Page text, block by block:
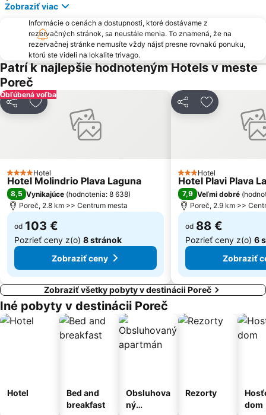
Ambrela
Poreč 24 hours
Amarin
AC Mareda
Metropol Portorož
Koper
Maslinica
Parentium
Obala
Bijela Uvala
Laguna Materada
Nacionalni Park Brijuni
Brioni
Zobraziť viac
Informácie o cenách a dostupnosti, ktoré dostávame z
rezervačných stránok, sa neustále menia. To znamená, že na
rezervačnej stránke nemusíte vždy nájsť presne rovnakú ponuku,
ktorú ste videli na lokalite trivago.
Patrí k najlepšie hodnoteným Hotels v meste
Poreč
Obľúbená voľba
ZdieľaťPridať do obľúbených
4 Počet hviezdičiek
Hotel
Hotel Molindrio Plava Laguna
8,5 Vynikajúce (hodnotenia: 8 638)
Poreč, 2.8 km >> Centrum mesta
od 103 €
Pozrieť ceny z(o) 8 stránok
Zobraziť ceny
ZdieľaťPridať do
3 Počet hviezdičiek
Hotel
Hotel Plavi Plava
7,9 Veľmi dobré (
Poreč, 2.9 km >>
od 88 €
Pozrieť ceny z(o) 6
Zobraziť
Zobraziť všetky pobyty v destinácii Poreč
Iné pobyty v destinácii Poreč
Hotel
Bed and
breakfast
Obsluhova
ný
Rezorty
dom